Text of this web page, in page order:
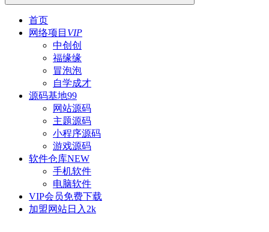
首页
网络项目 VIP
中创创
福缘缘
冒泡泡
自学成才
源码基地99
网站源码
主题源码
小程序源码
游戏源码
软件仓库NEW
手机软件
电脑软件
VIP会员免费下载
加盟网站日入2k